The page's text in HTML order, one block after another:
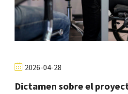
2026-04-28
Dictamen sobre el